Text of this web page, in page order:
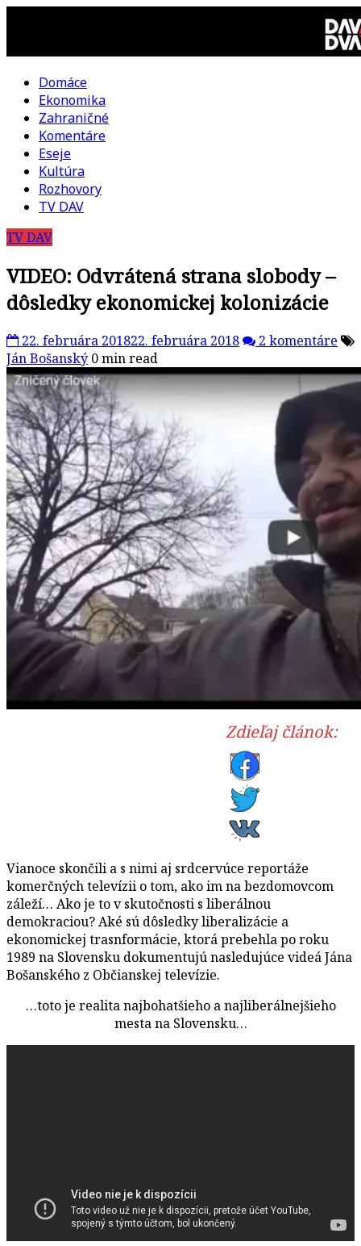
DAV
DVA
kultúrno-
politická
revue
Domáce
Ekonomika
Zahraničné
Komentáre
Eseje
Kultúra
Rozhovory
TV DAV
TV DAV
VIDEO: Odvrátená strana slobody –
dôsledky ekonomickej kolonizácie
22. februára 201822. februára 2018
2 komentáre
Ján Bošanský 0 min read
Zdieľaj článok:
Vianoce skončili a s nimi aj srdcervúce reportáže
komerčných televízii o tom, ako im na bezdomovcom
záleží… Ako je to v skutočnosti s liberálnou
demokraciou? Aké sú dôsledky liberalizácie a
ekonomickej trasnformácie, ktorá prebehla po roku
1989 na Slovensku dokumentujú nasledujúce videá Jána
Bošanského z Občianskej televízie.
…toto je realita najbohatšieho a najliberálnejšieho
mesta na Slovensku…